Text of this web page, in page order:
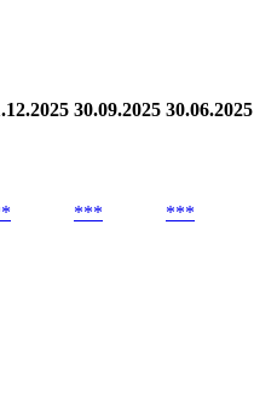
30.09.2025 30.06.2025
*** ***